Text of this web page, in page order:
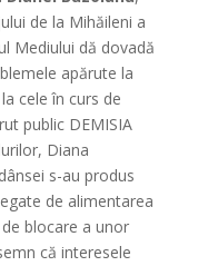
de la Mihăileni a
Mediului dă dovadă
apărute la
cele în curs de
public DEMISIA
Diana
s-au produs
de alimentarea
blocare a unor
că interesele